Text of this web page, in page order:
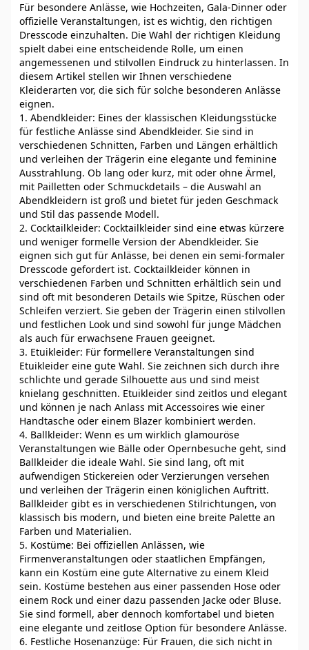
Für besondere Anlässe, wie Hochzeiten, Gala-Dinner oder
offizielle Veranstaltungen, ist es wichtig, den richtigen
Dresscode einzuhalten. Die Wahl der richtigen Kleidung
spielt dabei eine entscheidende Rolle, um einen
angemessenen und stilvollen Eindruck zu hinterlassen. In
diesem Artikel stellen wir Ihnen verschiedene
Kleiderarten vor, die sich für solche besonderen Anlässe
eignen.
1. Abendkleider: Eines der klassischen Kleidungsstücke
für festliche Anlässe sind Abendkleider. Sie sind in
verschiedenen Schnitten, Farben und Längen erhältlich
und verleihen der Trägerin eine elegante und feminine
Ausstrahlung. Ob lang oder kurz, mit oder ohne Ärmel,
mit Pailletten oder Schmuckdetails – die Auswahl an
Abendkleidern ist groß und bietet für jeden Geschmack
und Stil das passende Modell.
2. Cocktailkleider: Cocktailkleider sind eine etwas kürzere
und weniger formelle Version der Abendkleider. Sie
eignen sich gut für Anlässe, bei denen ein semi-formaler
Dresscode gefordert ist. Cocktailkleider können in
verschiedenen Farben und Schnitten erhältlich sein und
sind oft mit besonderen Details wie Spitze, Rüschen oder
Schleifen verziert. Sie geben der Trägerin einen stilvollen
und festlichen Look und sind sowohl für junge Mädchen
als auch für erwachsene Frauen geeignet.
3. Etuikleider: Für formellere Veranstaltungen sind
Etuikleider eine gute Wahl. Sie zeichnen sich durch ihre
schlichte und gerade Silhouette aus und sind meist
knielang geschnitten. Etuikleider sind zeitlos und elegant
und können je nach Anlass mit Accessoires wie einer
Handtasche oder einem Blazer kombiniert werden.
4. Ballkleider: Wenn es um wirklich glamouröse
Veranstaltungen wie Bälle oder Opernbesuche geht, sind
Ballkleider die ideale Wahl. Sie sind lang, oft mit
aufwendigen Stickereien oder Verzierungen versehen
und verleihen der Trägerin einen königlichen Auftritt.
Ballkleider gibt es in verschiedenen Stilrichtungen, von
klassisch bis modern, und bieten eine breite Palette an
Farben und Materialien.
5. Kostüme: Bei offiziellen Anlässen, wie
Firmenveranstaltungen oder staatlichen Empfängen,
kann ein Kostüm eine gute Alternative zu einem Kleid
sein. Kostüme bestehen aus einer passenden Hose oder
einem Rock und einer dazu passenden Jacke oder Bluse.
Sie sind formell, aber dennoch komfortabel und bieten
eine elegante und zeitlose Option für besondere Anlässe.
6. Festliche Hosenanzüge: Für Frauen, die sich nicht in